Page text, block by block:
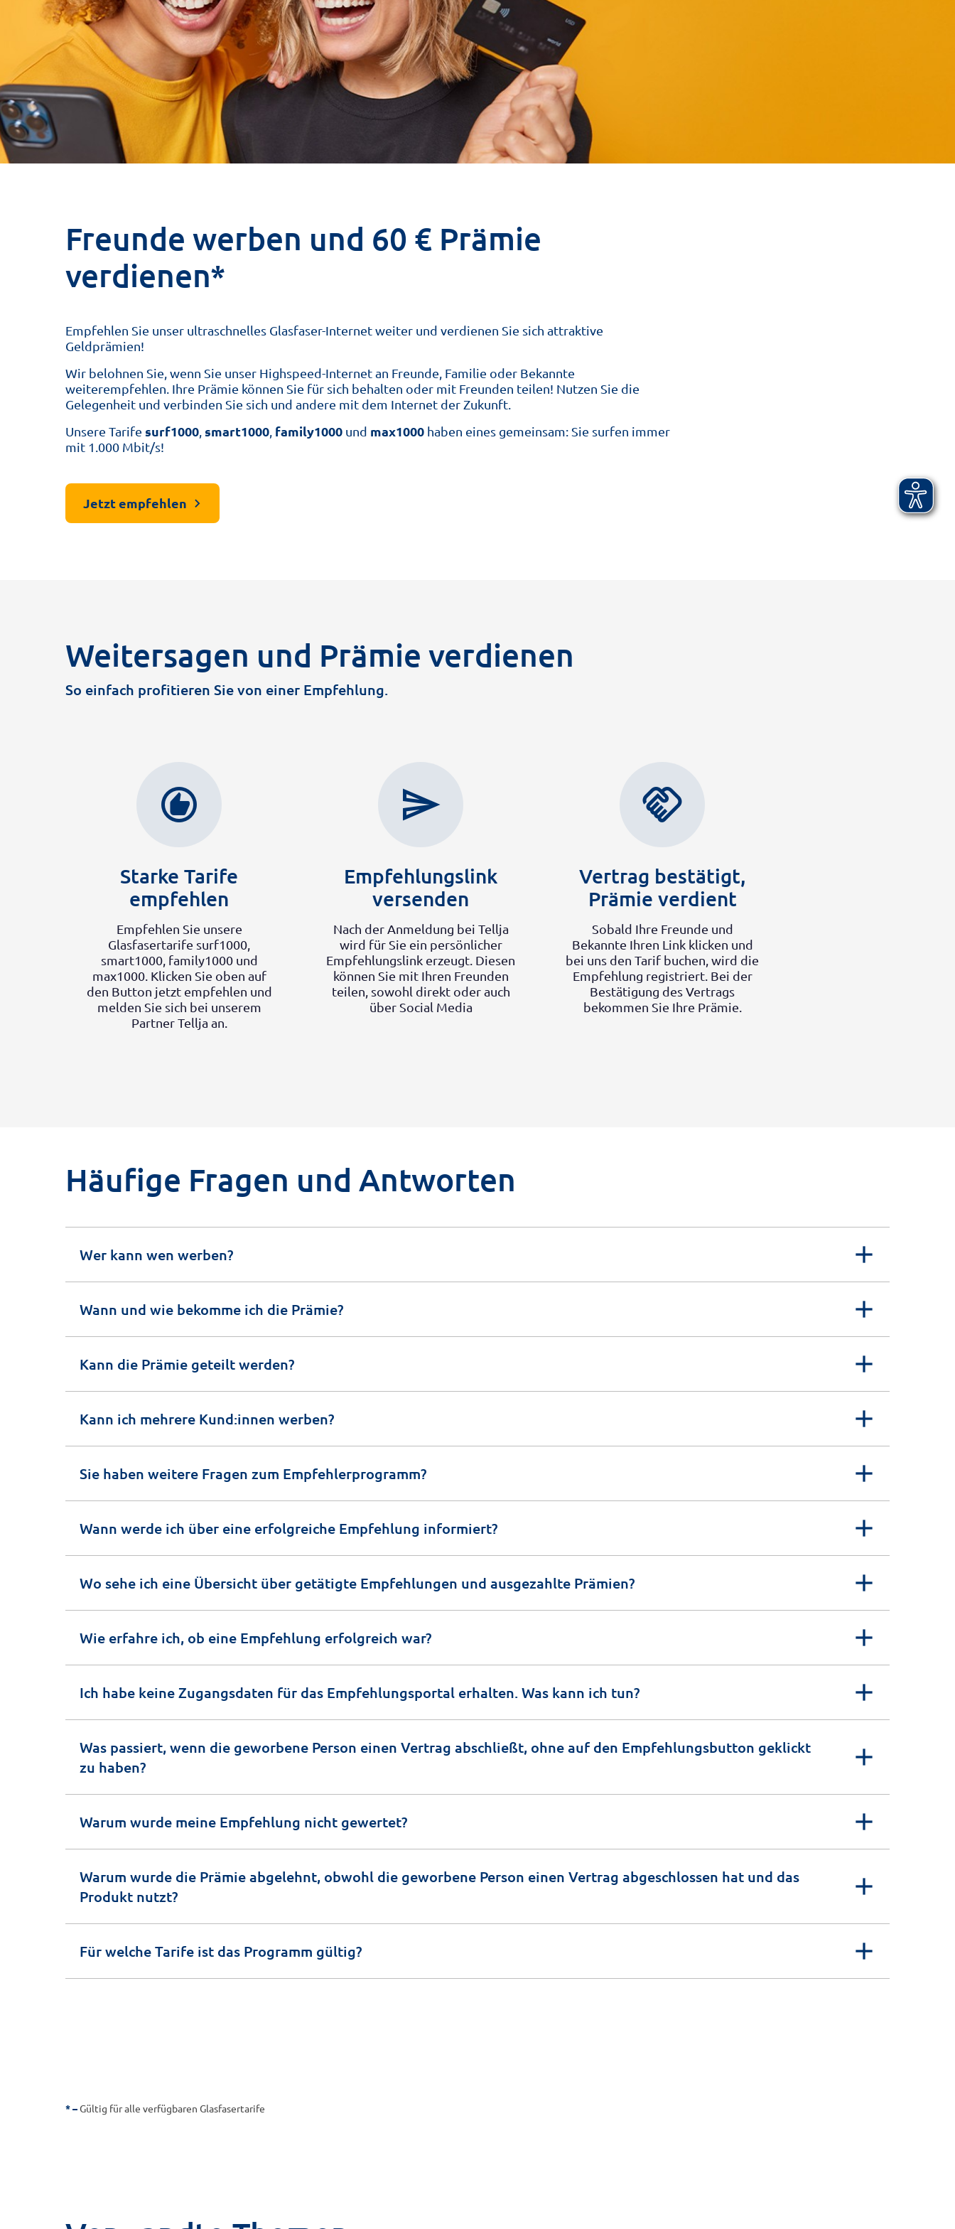
Freunde werben ­und 60 € Prämie
verdienen*
Empfehlen Sie unser ultraschnelles Glasfaser-Internet weiter und verdienen Sie sich attraktive
Geldprämien!
Wir belohnen Sie, wenn Sie unser Highspeed-Internet an Freunde, Familie oder Bekannte
weiterempfehlen. Ihre Prämie können Sie für sich behalten oder mit Freunden teilen! Nutzen Sie die
Gelegenheit und verbinden Sie sich und andere mit dem Internet der Zukunft.
Unsere Tarife surf1000 smart1000 family1000 und max1000 haben eines gemeinsam: Sie surfen immer
mit 1.000 Mbit/s!
Jetzt empfehlen
Weitersagen und Prämie verdienen
So einfach profitieren Sie von einer Empfehlung.
recommend
Starke Tarife
empfehlen
Empfehlen Sie unsere
Glasfasertarife surf1000,
smart1000, family1000 und
max1000. Klicken Sie oben auf
den Button jetzt empfehlen und
melden Sie sich bei unserem
Partner Tellja an.
send
Empfehlungslink
versenden
Nach der Anmeldung bei Tellja
wird für Sie ein persönlicher
Empfehlungslink erzeugt. Diesen
können Sie mit Ihren Freunden
teilen, sowohl direkt oder auch
über Social Media
handshake
Vertrag bestätigt,
Prämie verdient
Sobald Ihre Freunde und
Bekannte Ihren Link klicken und
bei uns den Tarif buchen, wird die
Empfehlung registriert. Bei der
Bestätigung des Vertrags
bekommen Sie Ihre Prämie.
Häufige Fragen und Antworten
Wer kann wen werben?
Wann und wie bekomme ich die Prämie?
Kann die Prämie geteilt werden?
Kann ich mehrere Kund:innen werben?
Sie haben weitere Fragen zum Empfehlerprogramm?
Wann werde ich über eine erfolgreiche Empfehlung informiert?
Wo sehe ich eine Übersicht über getätigte Empfehlungen und ausgezahlte Prämien?
Wie erfahre ich, ob eine Empfehlung erfolgreich war?
Ich habe keine Zugangsdaten für das Empfehlungsportal erhalten. Was kann ich tun?
Was passiert, wenn die geworbene Person einen Vertrag abschließt, ohne auf den Empfehlungsbutton geklickt
zu haben?
Warum wurde meine Empfehlung nicht gewertet?
Warum wurde die Prämie abgelehnt, obwohl die geworbene Person einen Vertrag abgeschlossen hat und das
Produkt nutzt?
Für welche Tarife ist das Programm gültig?
* Gültig für alle verfügbaren Glasfasertarife